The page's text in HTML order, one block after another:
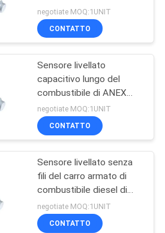
astuto di
combustibile diesel di
Digital RS485
negotiate MOQ:1UNIT
CONTATTO
Sensore livellato
capacitivo lungo del
combustibile di ANEX
100mm per il generatore
diesel
negotiate MOQ:1UNIT
CONTATTO
Sensore livellato senza
fili del carro armato di
combustibile diesel di
70V RS232 regolabile
negotiate MOQ:1UNIT
CONTATTO